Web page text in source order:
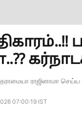
ராஜினாமா
07:00:19 IST